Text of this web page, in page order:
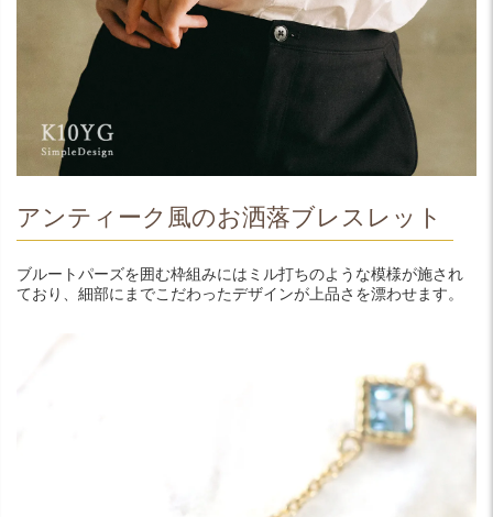
アンティーク風のお洒落ブレスレット
ブルートパーズを囲む枠組みにはミル打ちのような模様が施され
ており、細部にまでこだわったデザインが上品さを漂わせます。